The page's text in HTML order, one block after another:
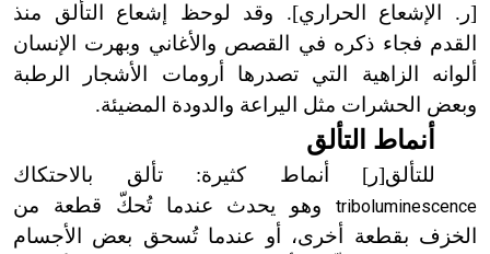
[ر.
الإشعاع الحراري]. وقد لوحظ إشعاع التألق منذ
القدم فجاء ذكره في القصص والأغاني وبهرت الإنسان
ألوانه الزاهية التي تصدرها أرومات الأشجار الرطبة
وبعض الحشرات مثل اليراعة والدودة المضيئة.
أنماط التألق
للتألق[ر] أنماط كثيرة: تألق بالاحتكاك
triboluminescence وهو يحدث عندما تُحكّ قطعة من
الخزف بقطعة أخرى، أو عندما تُسحق بعض الأجسام